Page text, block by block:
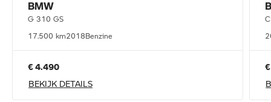
BMW
G 310 GS
17.500 km2018Benzine
€ 4.490
BEKIJK DETAILS